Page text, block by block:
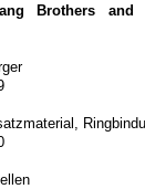
Brothers and